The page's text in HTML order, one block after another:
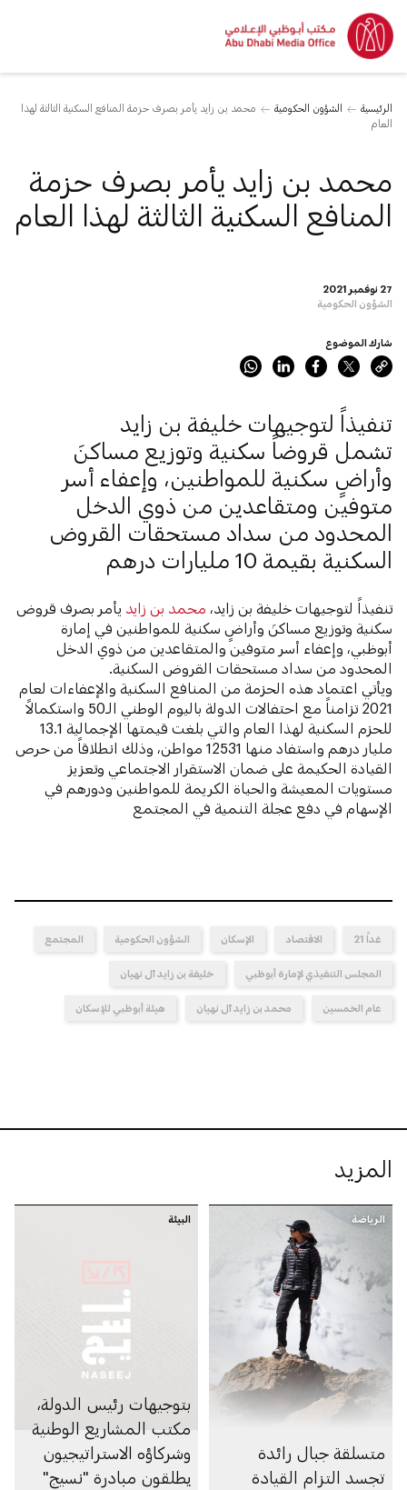
الرئيسية الشؤون الحكومية
محمد بن زايد يأمر بصرف حزمة المنافع السكنية الثالثة لهذا
العام
27 نوفمبر 2021
الشؤون الحكومية
محمد بن زايد يأمر بصرف حزمة
المنافع السكنية الثالثة لهذا العام
تنفيذاً لتوجيهات خليفة بن زايد
تشمل قروضاً سكنية وتوزيع مساكنَ
وأراضٍ سكنية للمواطنين، وإعفاء أسر
متوفين ومتقاعدين من ذوي الدخل
المحدود من سداد مستحقات القروض
السكنية بقيمة 10 مليارات درهم
شارك الموضوع
تنفيذاً لتوجيهات خليفة بن زايد، محمد بن زايد يأمر بصرف قروض
سكنية وتوزيع مساكنَ وأراضٍ سكنية للمواطنين في إمارة
أبوظبي، وإعفاء أسر متوفين والمتقاعدين من ذوي الدخل
المحدود من سداد مستحقات القروض السكنية.
ويأتي اعتماد هذه الحزمة من المنافع السكنية والإعفاءات لعام
2021 تزامناً مع احتفالات الدولة باليوم الوطني الـ50 واستكمالاً
للحزم السكنية لهذا العام والتي بلغت قيمتها الإجمالية 13.1
مليار درهم واستفاد منها 12531 مواطن، وذلك انطلاقاً من حرص
القيادة الحكيمة على ضمان الاستقرار الاجتماعي وتعزيز
مستويات المعيشة والحياة الكريمة للمواطنين ودورهم في
الإسهام في دفع عجلة التنمية في المجتمع
غداً 21 الاقتصاد الإسكان الشؤون الحكومية المجتمع
المجلس التنفيذي لإمارة أبوظبي خليفة بن زايد آل نهيان
عام الخمسين محمد بن زايد آل نهيان هيئة أبوظبي للإسكان
المزيد
الرياضة
متسلقة جبال رائدة
تجسد التزام القيادة
البيئة
بتوجيهات رئيس الدولة،
مكتب المشاريع الوطنية
وشركاؤه الاستراتيجيون
يطلقون مبادرة "نسيج"